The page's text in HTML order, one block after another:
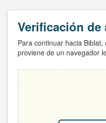
Verificación de
Para continuar hacia
proviene de un navegador